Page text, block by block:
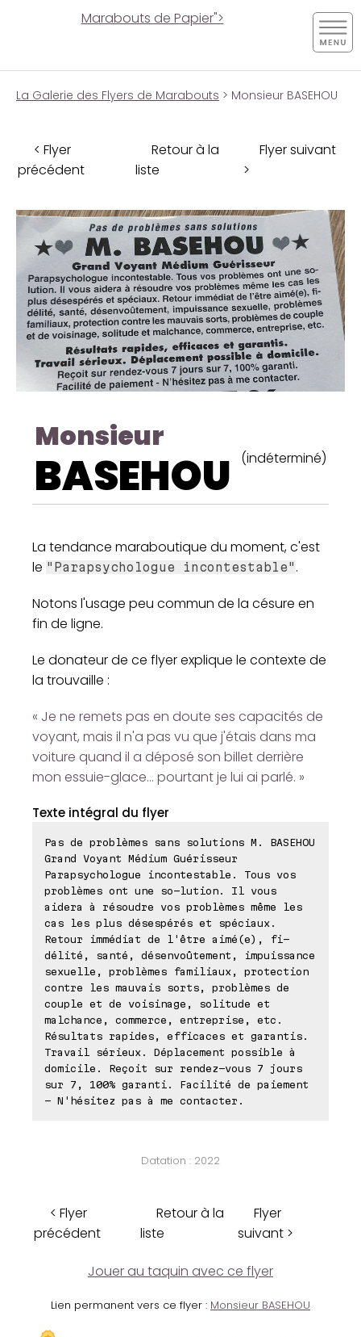
Marabouts de Papier">
La Galerie des Flyers de Marabouts > Monsieur BASEHOU
< Flyer
précédent
Retour à la
liste
Flyer suivant
>
Monsieur
BASEHOU (indéterminé)
La tendance maraboutique du moment, c'est
le "Parapsychologue incontestable" .
Notons l'usage peu commun de la césure en
fin de ligne.
Le donateur de ce flyer explique le contexte de
la trouvaille :
« Je ne remets pas en doute ses capacités de
voyant, mais il n'a pas vu que j'étais dans ma
voiture quand il a déposé son billet derrière
mon essuie-glace... pourtant je lui ai parlé. »
Texte intégral du flyer
Pas de problèmes sans solutions M. BASEHOU
Grand Voyant Médium Guérisseur
Parapsychologue incontestable. Tous vos
problèmes ont une so-lution. Il vous
aidera à résoudre vos problèmes même les
cas les plus désespérés et spéciaux.
Retour immédiat de l'être aimé(e), fi-
délité, santé, désenvoûtement, impuissance
sexuelle, problèmes familiaux, protection
contre les mauvais sorts, problèmes de
couple et de voisinage, solitude et
malchance, commerce, entreprise, etc.
Résultats rapides, efficaces et garantis.
Travail sérieux. Déplacement possible à
domicile. Reçoit sur rendez-vous 7 jours
sur 7, 100% garanti. Facilité de paiement
- N'hésitez pas à me contacter.
Datation : 2022
< Flyer
précédent
Retour à la
liste
Flyer
suivant >
Jouer au taquin avec ce flyer
Lien permanent vers ce flyer : Monsieur BASEHOU